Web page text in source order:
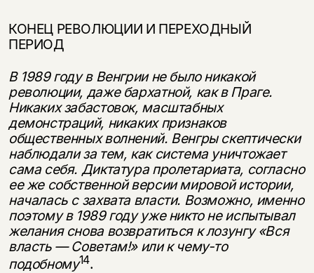
КОНЕЦ РЕВОЛЮЦИИ И ПЕРЕХОДНЫЙ
ПЕРИОД
В 1989 году в Венгрии не было никакой
революции, даже бархатной, как в Праге.
Никаких забастовок, масштабных
демонстраций, никаких призна­ков
общественных волнений. Венгры скептически
наблюдали за тем, как си­стема уничтожает
сама себя. Диктатура пролетариата, согласно
ее же собст­венной версии мировой истории,
началась с захвата власти. Возможно, именно
поэтому в 1989 году уже никто не испытывал
желания снова возвра­титься к лозунгу «Вся
власть — Советам!» или к чему-то
подобному14.